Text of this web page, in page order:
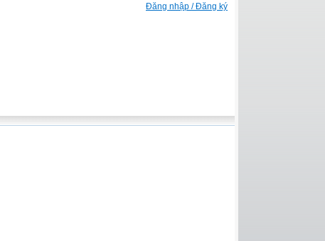
Đăng nhập / Đăng ký